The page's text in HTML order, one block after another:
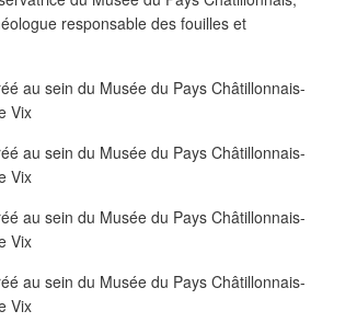
responsable des fouilles et